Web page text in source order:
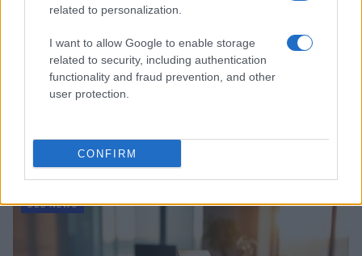
related to personalization.
I want to allow Google to enable storage
related to security, including authentication
functionality and fraud prevention, and other
user protection.
CONFIRM
Martina Marchesi · 10 Lug 2026
B2B NEWS